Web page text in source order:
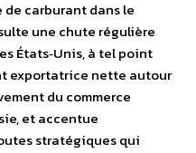
de carburant dans le
une chute régulière
États‐Unis, à tel point
exportatrice nette autour
du commerce
et accentue
stratégiques qui